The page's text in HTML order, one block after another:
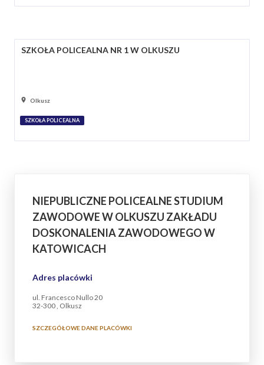
SZKOŁA POLICEALNA NR 1 W OLKUSZU
Olkusz
SZKOŁA POLICEALNA
NIEPUBLICZNE POLICEALNE STUDIUM
ZAWODOWE W OLKUSZU ZAKŁADU
DOSKONALENIA ZAWODOWEGO W
KATOWICACH
Adres placówki
ul. Francesco Nullo 20
32-300 , Olkusz
SZCZEGÓŁOWE DANE PLACÓWKI